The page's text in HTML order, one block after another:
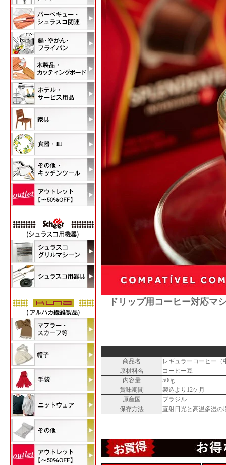
ドリップ用コーヒー対応マ
商品名
レギュラーコーヒー（
原材料名
コーヒー豆
内容量
500g
賞味期間
製造より12ケ月
原産国
ブラジル
保存方法
直射日光と高温多湿の